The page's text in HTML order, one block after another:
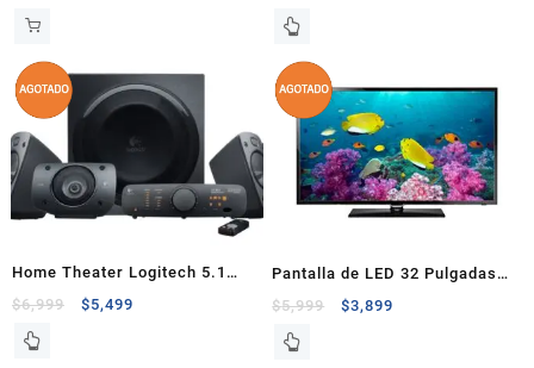
Definición II ENXTV-X4
Home Theater Logitech 5.1
THX Z906
$6,999 $5,499
Pantalla de LED 32 Pulgadas
Samsung 120 Hz 1080p FHD
UN32F5000AFXZX
$5,999 $3,899